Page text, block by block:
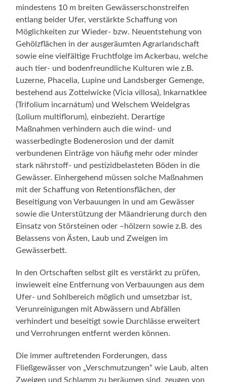
mindestens 10 m breiten Gewässerschonstreifen
entlang beider Ufer, verstärkte Schaffung von
Möglichkeiten zur Wieder- bzw. Neuentstehung von
Gehölzflächen in der ausgeräumten Agrarlandschaft
sowie eine vielfältige Fruchtfolge im Ackerbau, welche
auch tier- und bodenfreundliche Kulturen wie z.B.
Luzerne, Phacelia, Lupine und Landsberger Gemenge,
bestehend aus Zottelwicke (Vicia villosa), Inkarnatklee
(Trifolium incarnátum) und Welschem Weidelgras
(Lolium multiflorum), einbezieht. Derartige
Maßnahmen verhindern auch die wind- und
wasserbedingte Bodenerosion und der damit
verbundenen Einträge von häufig mehr oder minder
stark nährstoff- und pestizidbelasteten Böden in die
Gewässer. Einhergehend müssen solche Maßnahmen
mit der Schaffung von Retentionsflächen, der
Beseitigung von Verbauungen in und am Gewässer
sowie die Unterstützung der Mäandrierung durch den
Einsatz von Störsteinen oder –hölzern sowie z.B. des
Belassens von Ästen, Laub und Zweigen im
Gewässerbett.
In den Ortschaften selbst gilt es verstärkt zu prüfen,
inwieweit eine Entfernung von Verbauungen aus dem
Ufer- und Sohlbereich möglich und umsetzbar ist,
Verunreinigungen mit Abwässern und Abfällen
verhindert und beseitigt sowie Durchlässe erweitert
und Verrohrungen entfernt werden können.
Die immer auftretenden Forderungen, dass
Fließgewässer von „Verschmutzungen“ wie Laub, alten
Zweigen und Schlamm zu beräumen sind, zeugen von